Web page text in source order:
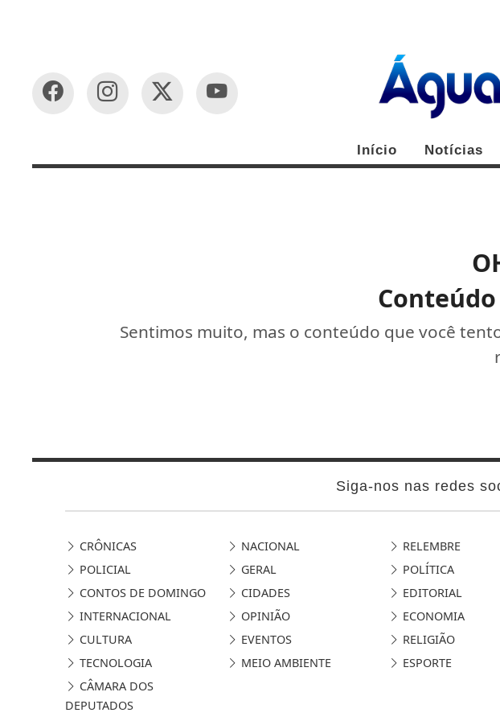
Início Notícias
Sentimos muito, mas o conteúdo que você
Siga-nos nas redes
CRÔNICAS NACIONAL
RELEMBRE
POLICIAL
GERAL
POLÍTICA
CONTOS DE DOMINGO
CIDADES
EDITORIAL
INTERNACIONAL
OPINIÃO
ECONOMIA
CULTURA
EVENTOS
RELIGIÃO
TECNOLOGIA
MEIO AMBIENTE
ESPORTE
CÂMARA DOS
DEPUTADOS